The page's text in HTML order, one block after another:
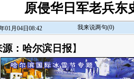
原侵华日军老兵东
01月04日08:42 我来说两句(0)
源：哈尔滨日报 】